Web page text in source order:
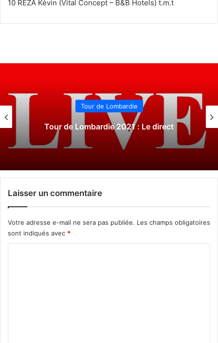
10 REZA Kévin (Vital Concept – B&B Hotels) t.m.t
direct
Tour du Piémont
Tour du Piémont 2021 :
Laisser un commentaire
Votre adresse e-mail ne sera pas publiée. Les champs obligatoires
sont indiqués avec *